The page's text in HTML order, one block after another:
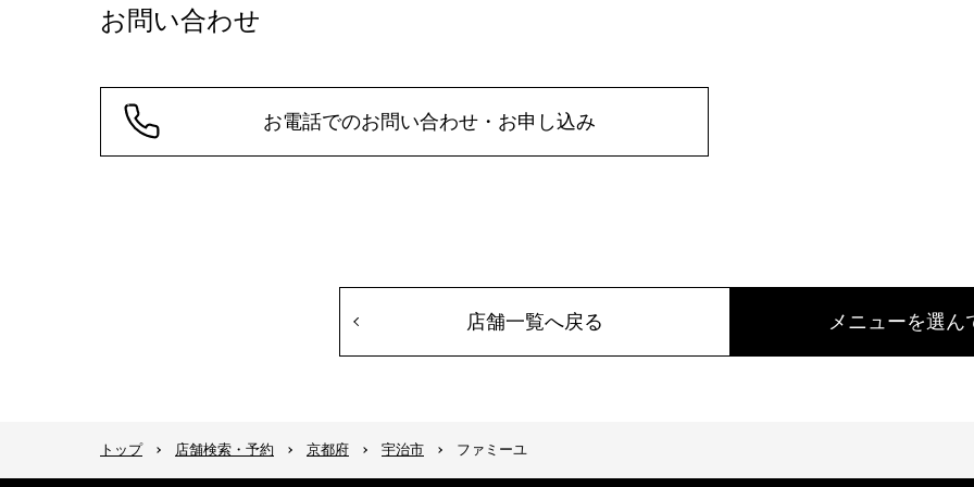
お問い合わせ
お電話でのお問い合わせ・お申し込み
メニューを選ん
店舗一覧へ戻る
トップ 店舗検索・予約 京都府 宇治市 ファミーユ